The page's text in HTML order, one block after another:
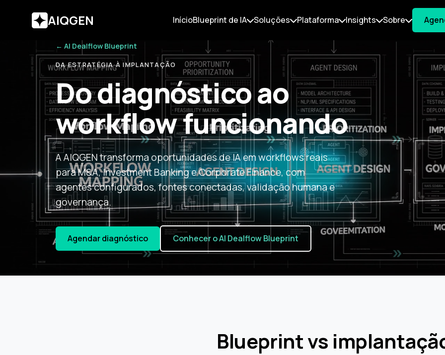
AIQGEN InícioBlueprint de IA Soluções Plataforma Insights Sobre
← AI Dealflow Blueprint
DA ESTRATÉGIA À IMPLANTAÇÃO
Do diagnóstico ao
workflow funcionando
A AIQGEN transforma oportunidades de IA em workflows reais
para M&A, Investment Banking e Corporate Finance, com
agentes configurados, fontes conectadas, validação humana e
governança.
Agendar diagnóstico Conhecer o AI Dealflow Blueprint
Blueprint vs